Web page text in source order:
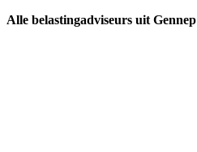
Alle belastingadviseurs uit Gennep